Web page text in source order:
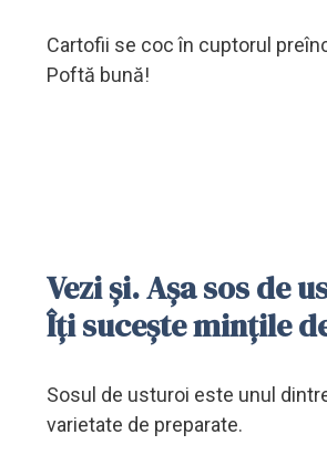
Cartofii se coc în cuptorul
Poftă bună!
Vezi și. Așa sos de
Îți sucește mințile
Sosul de usturoi este unul
varietate de preparate.